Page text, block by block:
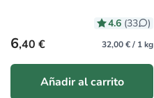
4.6 (33 )
Precio habitual
6,40 € 32,00 € / 1 kg
Añadir al carrito